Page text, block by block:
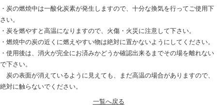
・炭の燃焼中は一酸化炭素が発生しますので、十分な換気を行ってご使用下
さい。
・炭を燃やすと高温になりますので、火傷・火災に注意して下さい。
・燃焼中の炭の近くに燃えやすい物は絶対に置かないようにしてください。
・使用後は、消火が完全にお済みかどうか確認出来るまでその場を離れない
で下さい。
炭の表面が消えているように見えても、まだ高温の場合がありますので、
絶対に触らないでください。
一覧へ戻る